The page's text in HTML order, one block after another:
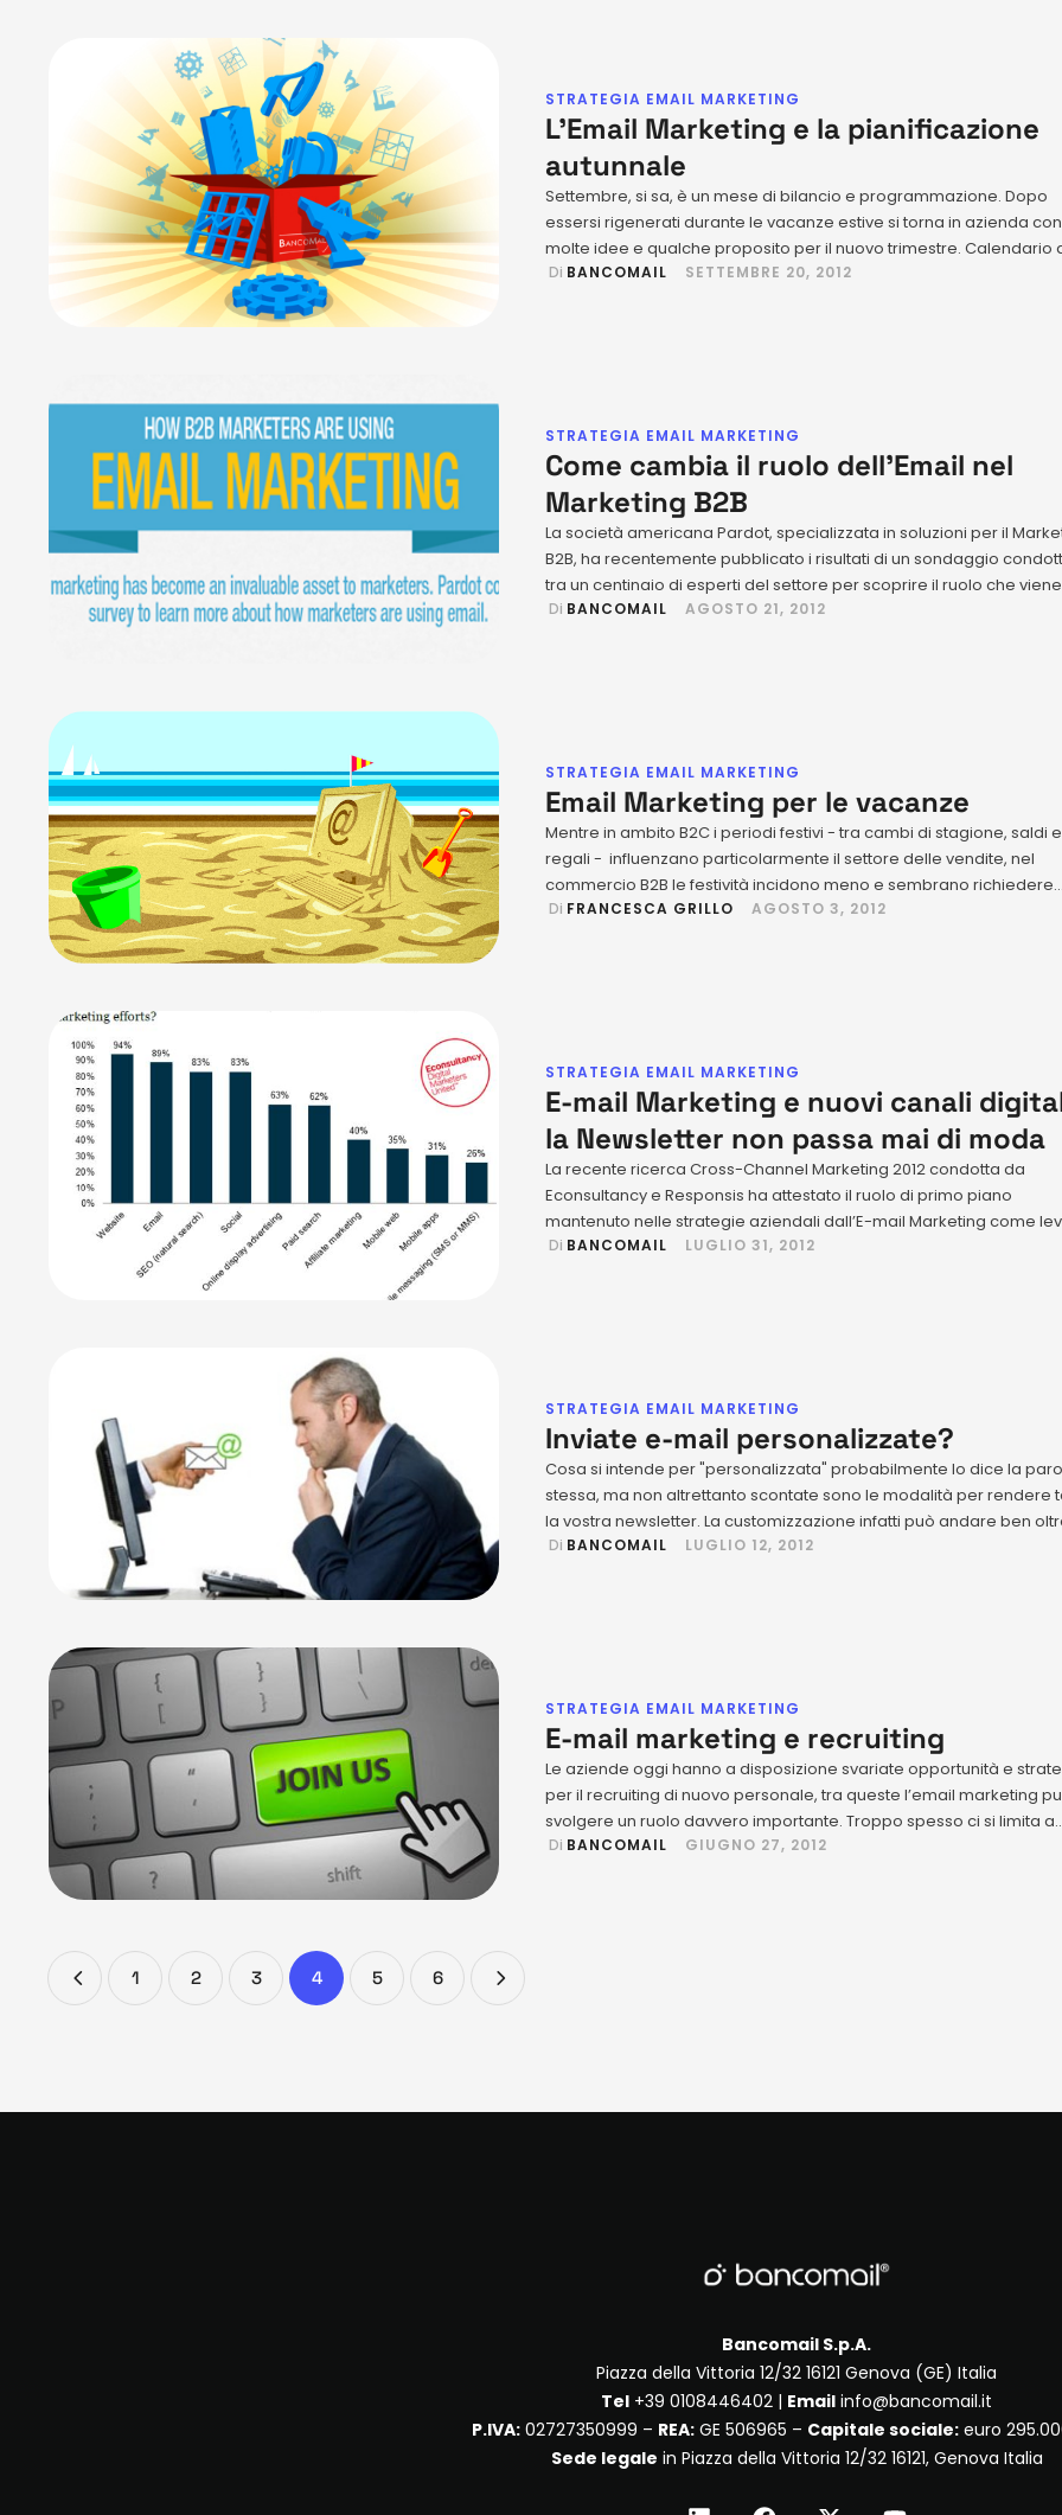
STRATEGIA EMAIL MARKETING
L’Email Marketing e la pianificazione
autunnale
Settembre, si sa, è un mese di bilancio e programmazione. Dopo
essersi rigenerati durante le vacanze estive si torna in azienda con
molte idee e qualche proposito per il nuovo trimestre. Calendario
mano si segnano le prossime scadenze e si preparano le strategie
Di BANCOMAIL SETTEMBRE 20, 2012
STRATEGIA EMAIL MARKETING
Come cambia il ruolo dell’Email nel
Marketing B2B
La società americana Pardot, specializzata in soluzioni per il
B2B, ha recentemente pubblicato i risultati di un sondaggio
tra un centinaio di esperti del settore per scoprire il ruolo che viene
oggi riservato all’Email Marketing. Lo scenario emerso è senza
Di BANCOMAIL AGOSTO 21, 2012
STRATEGIA EMAIL MARKETING
Email Marketing per le vacanze
Mentre in ambito B2C i periodi festivi - tra cambi di stagione, saldi e
regali - influenzano particolarmente il settore delle vendite, nel
commercio B2B le festività incidono meno e sembrano richiedere
talvolta minori sforzi sull’ottimizzazione dei canali di vendita. In realtà
Di FRANCESCA GRILLO AGOSTO 3, 2012
STRATEGIA EMAIL MARKETING
E-mail Marketing e nuovi canali
la Newsletter non passa mai di moda
La recente ricerca Cross-Channel Marketing 2012 condotta da
Econsultancy e Responsis ha attestato il ruolo di primo piano
mantenuto nelle strategie aziendali dall’E-mail Marketing come
fondamentale per implementare efficaci campagne di marketing
Di BANCOMAIL LUGLIO 31, 2012
STRATEGIA EMAIL MARKETING
Inviate e-mail personalizzate?
Cosa si intende per "personalizzata" probabilmente lo dice la
stessa, ma non altrettanto scontate sono le modalità per rendere
la vostra newsletter. La customizzazione infatti può andare ben
l'adattamento del tema grafico alle occasioni alle festività, seppure
Di BANCOMAIL LUGLIO 12, 2012
STRATEGIA EMAIL MARKETING
E-mail marketing e recruiting
Le aziende oggi hanno a disposizione svariate opportunità e
per il recruiting di nuovo personale, tra queste l’email marketing
svolgere un ruolo davvero importante. Troppo spesso ci si limita a
pensare che l’email marketing serva esclusivamente a promuovere
Di BANCOMAIL GIUGNO 27, 2012
1 2 3 4 5 6
Bancomail S.p.A.
Piazza della Vittoria 12/32 16121 Genova (GE) Italia
Tel +39 0108446402 | Email info@bancomail.it
P.IVA: 02727350999 – REA: GE 506965 – Capitale sociale: euro
Sede legale in Piazza della Vittoria 12/32 16121, Genova Italia